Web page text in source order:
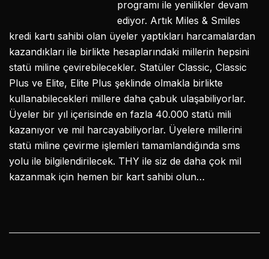
programı ile yenilikler devam
ediyor. Artık Miles & Smiles
kredi kartı sahibi olan üyeler yaptıkları harcamalardan
kazandıkları ile birlikte hesaplarındaki millerin hepsini
statü miline çevirebilecekler. Statüler Classic, Classic
Plus ve Elite, Elite Plus şeklinde olmakla birlikte
kullanabilecekleri millere daha çabuk ulaşabiliyorlar.
Üyeler bir yıl içerisinde en fazla 40.000 statü mili
kazanıyor ve mil harcayabiliyorlar. Üyelere millerini
statü miline çevirme işlemleri tamamlandığında sms
yolu ile bilgilendirilecek. THY ile siz de daha çok mil
kazanmak için hemen bir kart sahibi olun…